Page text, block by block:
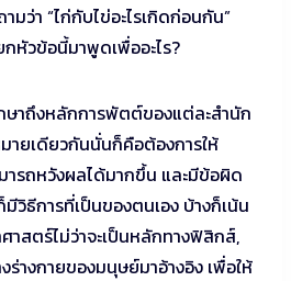
ว่า “ไก่กับไข่อะไรเกิดก่อนกัน”
หัวข้อนี้มาพูดเพื่ออะไร?
ษาถึงหลักการพัตต์ของแต่ละสำนัก
ยเดียวกันนั่นก็คือต้องการให้
รถหวังผลได้มากขึ้น และมีข้อผิด
ธีการที่เป็นของตนเอง บ้างก็เน้น
าสตร์ไม่ว่าจะเป็นหลักทางฟิสิกส์,
างกายของมนุษย์มาอ้างอิง เพื่อให้